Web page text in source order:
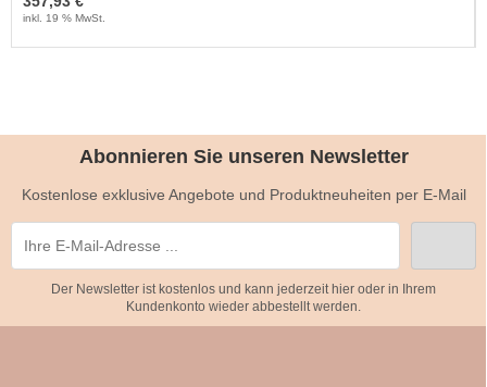
inkl. 19 % MwSt.
Abonnieren Sie unseren Newsletter
Kostenlose exklusive Angebote und Produktneuheiten per E-Mail
Der Newsletter ist kostenlos und kann jederzeit hier oder in Ihrem
Kundenkonto wieder abbestellt werden.